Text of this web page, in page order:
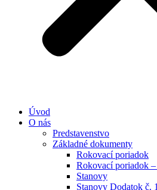
Úvod
O nás
Predstavenstvo
Základné dokumenty
Rokovací poriadok
Rokovací poriadok
Stanovy
Stanovy Dodatok č. 1